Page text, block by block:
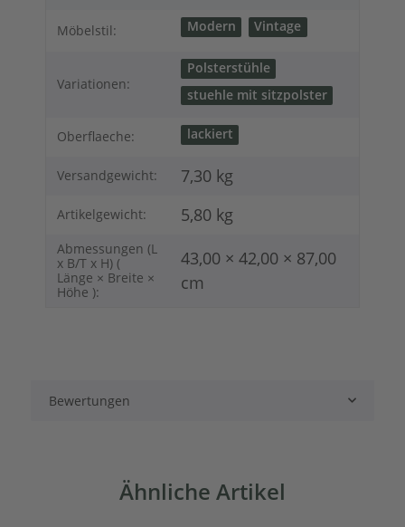
Möbelstil: Modern Vintage
Variationen:
Polsterstühle
stuehle mit sitzpolster
Oberflaeche: lackiert
Versandgewicht: 7,30 kg
Artikelgewicht: 5,80 kg
Abmessungen (L
x B/T x H) (
Länge × Breite ×
Höhe ):
43,00 × 42,00 × 87,00
cm
Bewertungen
Ähnliche Artikel